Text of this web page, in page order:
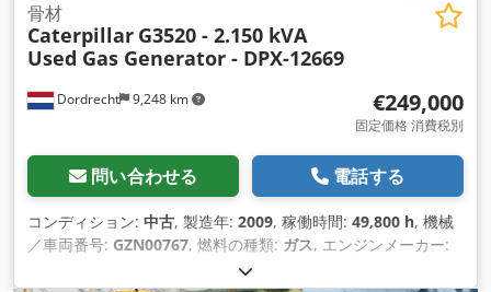
Dordrecht 9,248 km
骨材
Caterpillar G3520 - 2.150 kVA
Used Gas Generator - DPX-12669
€249,000
固定価格 消費税別
問い合わせる 電話する
コンディション: 中古, 製造年: 2009, 稼働時間: 49,800 h, 機械
／車両番号: GZN00767, 燃料の種類: ガス, エンジンメーカー: